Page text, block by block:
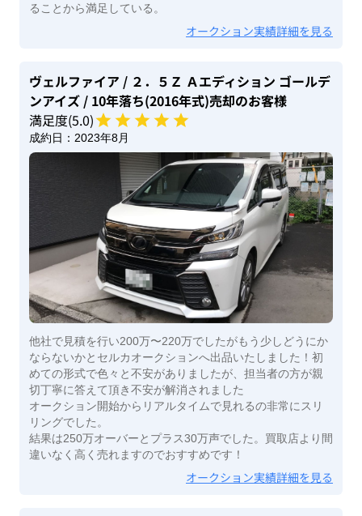
ることから満足している。
オークション実績詳細を見る
ヴェルファイア / ２．５Ｚ Ａエディション ゴールデ
ンアイズ / 10年落ち(2016年式)売却のお客様
満足度(5.0)
成約日： 2023年8月
他社で見積を行い200万〜220万でしたがもう少しどうにか
ならないかとセルカオークションへ出品いたしました！初
めての形式で色々と不安がありましたが、担当者の方が親
切丁寧に答えて頂き不安が解消されました
オークション開始からリアルタイムで見れるの非常にスリ
リングでした。
結果は250万オーバーとプラス30万声でした。買取店より間
違いなく高く売れますのでおすすめです！
オークション実績詳細を見る